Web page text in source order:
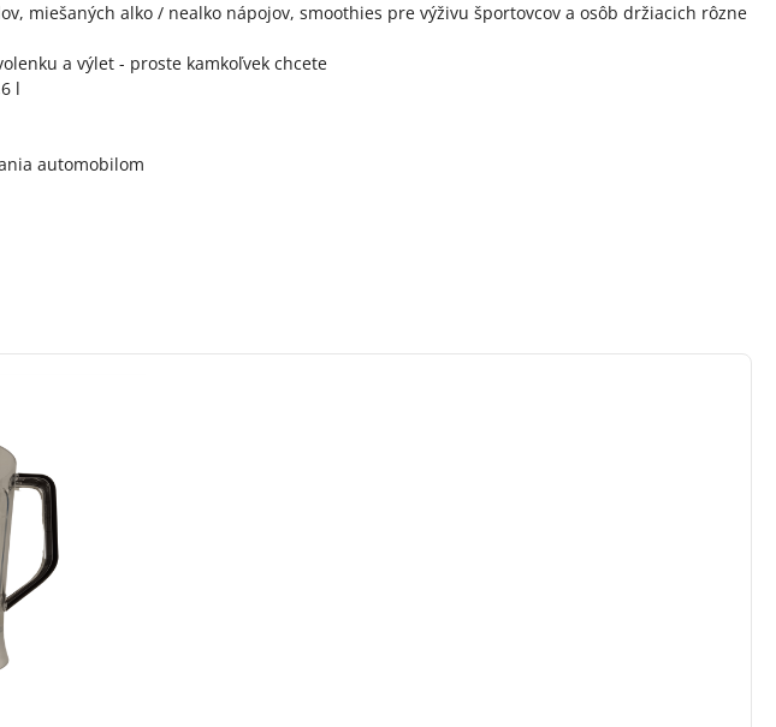
miešaných alko / nealko nápojov, smoothies pre výživu športovcov a osôb držiacich rôzne
a výlet - proste kamkoľvek chcete
l
automobilom